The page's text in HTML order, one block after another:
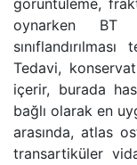
görüntüleme,
oynarken BT
Tedavi,
içerir, burada
bağlı olarak en
arasında, atlas
transartiküler